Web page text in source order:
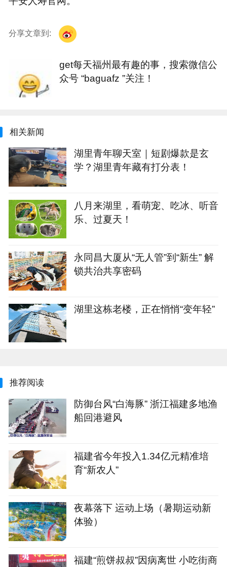
分享文章到:
get每天福州最有趣的事，搜索微信公
众号 “baguafz ”关注！
相关新闻
湖里青年聊天室｜短剧爆款是玄
学？湖里青年藏有打分表！
八月来湖里，看萌宠、吃冰、听音
乐、过夏天！
永同昌大厦从“无人管”到“新生” 解
锁共治共享密码
湖里这栋老楼，正在悄悄“变年轻”
推荐阅读
防御台风“白海豚” 浙江福建多地渔
船回港避风
福建省今年投入1.34亿元精准培
育“新农人”
夜幕落下 运动上场（暑期运动新
体验）
福建“煎饼叔叔”因病离世 小吃街商